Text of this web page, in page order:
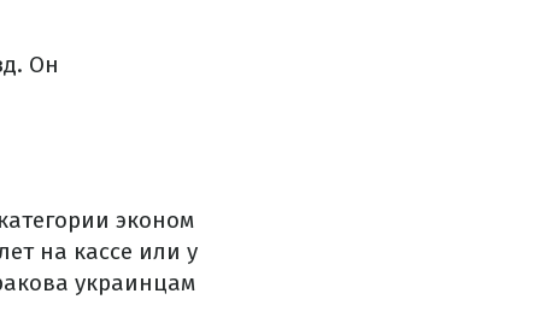
Он
эконом
на кассе или у
украинцам